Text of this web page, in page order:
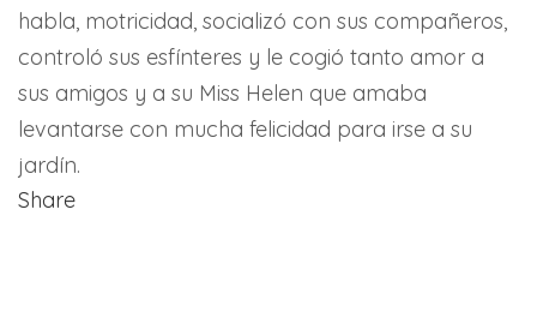
habla, motricidad, socializó con sus compañeros,
controló sus esfínteres y le cogió tanto amor a
sus amigos y a su Miss Helen que amaba
levantarse con mucha felicidad para irse a su
jardín.
Share